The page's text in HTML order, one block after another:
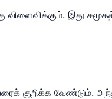
விளைவிக்கும். இது
வேண்டும். அந்த